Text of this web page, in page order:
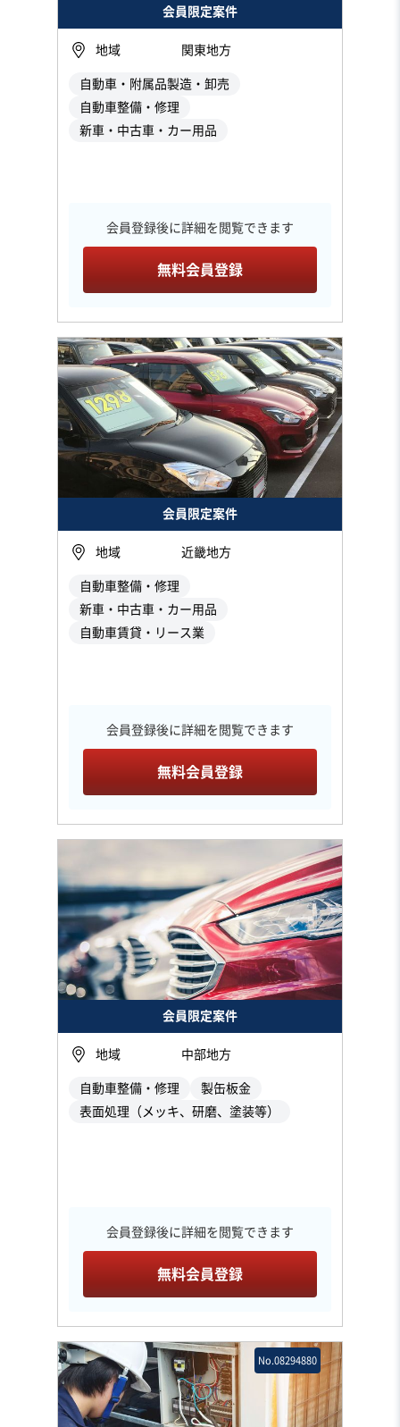
会員限定案件
地域 関東地方
自動車・附属品製造・卸売
自動車整備・修理
新車・中古車・カー用品
会員登録後に詳細を閲覧できます
無料会員登録
会員限定案件
地域 近畿地方
自動車整備・修理
新車・中古車・カー用品
自動車賃貸・リース業
会員登録後に詳細を閲覧できます
無料会員登録
会員限定案件
地域 中部地方
自動車整備・修理
製缶板金
表面処理（メッキ、研磨、塗装等）
会員登録後に詳細を閲覧できます
無料会員登録
No.08294880